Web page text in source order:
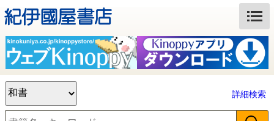
詳細検索